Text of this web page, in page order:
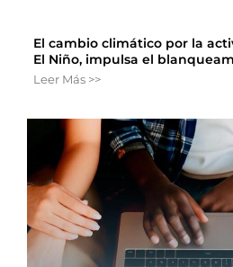
El cambio climático por la
El Niño, impulsa el
Leer Más >>